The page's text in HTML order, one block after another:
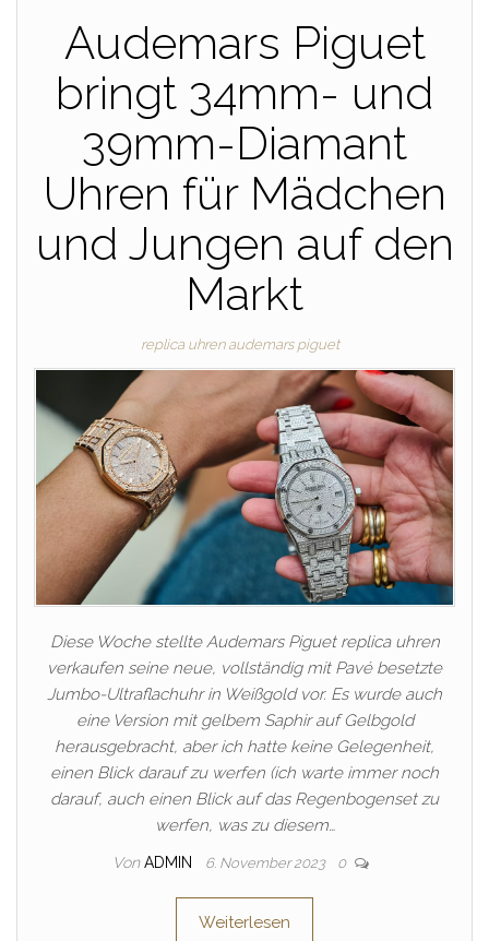
Audemars Piguet
bringt 34mm- und
39mm-Diamant
Uhren für Mädchen
und Jungen auf den
Markt
replica uhren audemars piguet
Diese Woche stellte Audemars Piguet replica uhren
verkaufen seine neue, vollständig mit Pavé besetzte
Jumbo-Ultraflachuhr in Weißgold vor. Es wurde auch
eine Version mit gelbem Saphir auf Gelbgold
herausgebracht, aber ich hatte keine Gelegenheit,
einen Blick darauf zu werfen (ich warte immer noch
darauf, auch einen Blick auf das Regenbogenset zu
werfen, was zu diesem…
Von ADMIN 6. November 2023 0
Weiterlesen